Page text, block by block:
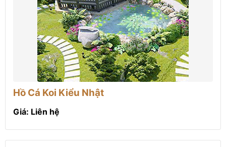
Hồ Cá Koi Kiểu Nhật
Giá: Liên hệ